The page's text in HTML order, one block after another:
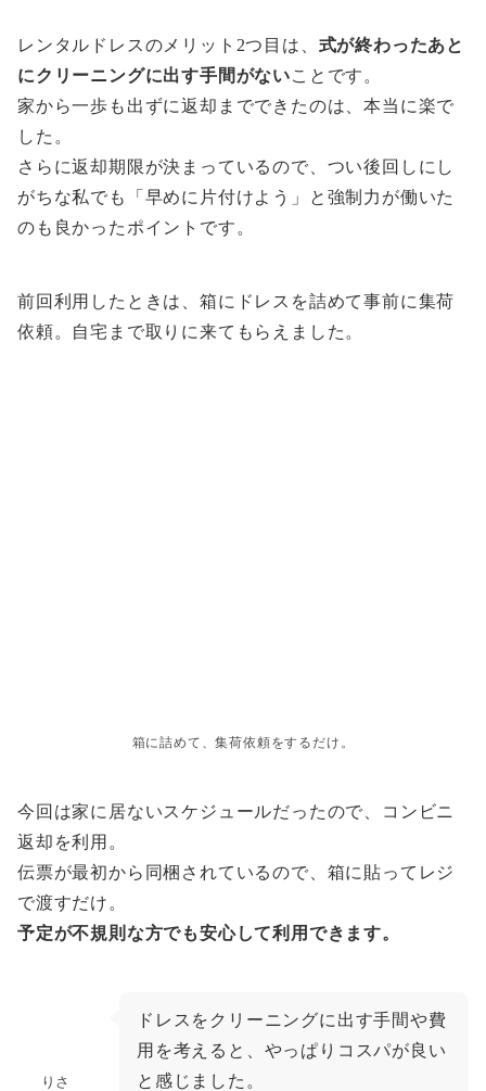
レンタルドレスのメリット2つ目は、 式が終わったあと
にクリーニングに出す手間がないことです。
家から一歩も出ずに返却までできたのは、本当に楽で
した。
さらに返却期限が決まっているので、つい後回しにし
がちな私でも「早めに片付けよう」と強制力が働いた
のも良かったポイントです。
前回利用したときは、箱にドレスを詰めて事前に集荷
依頼。自宅まで取りに来てもらえました。
箱に詰めて、集荷依頼をするだけ。
今回は家に居ないスケジュールだったので、コンビニ
返却を利用。
伝票が最初から同梱されているので、箱に貼ってレジ
で渡すだけ。
予定が不規則な方でも安心して利用できます。
りさ
ドレスをクリーニングに出す手間や費
用を考えると、やっぱりコスパが良い
と感じました。